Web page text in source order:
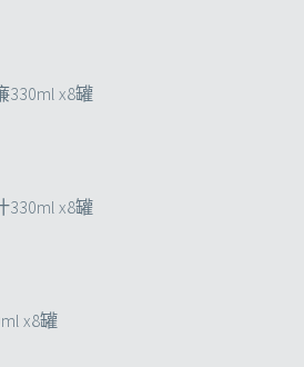
330ml x8罐
330ml x8罐
x8罐